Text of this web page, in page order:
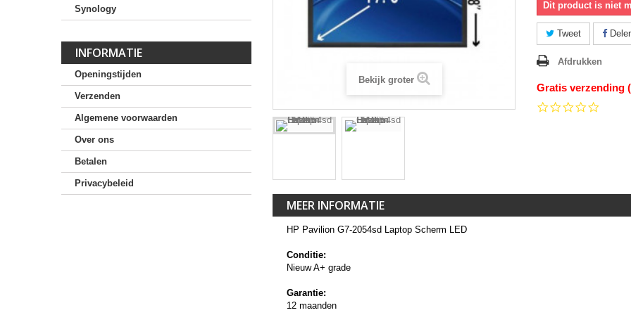
Synology
INFORMATIE
Openingstijden
Verzenden
Algemene voorwaarden
Over ons
Betalen
Privacybeleid
Bekijk groter
Dit product is niet
Tweet
Afdrukken
Gratis verzending
MEER INFORMATIE
HP Pavilion G7-2054sd Laptop Scherm LED
Conditie:
Nieuw A+ grade
Garantie:
12 maanden